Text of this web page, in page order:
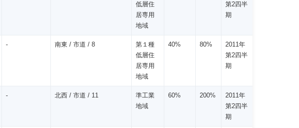
低層住
居専用
地域
第2四半
期
- 南東 / 市道 / 8
第１種
低層住
居専用
地域
40% 80%
2011年
第2四半
期
- 北西 / 市道 / 11
準工業
地域
60% 200%
2011年
第2四半
期